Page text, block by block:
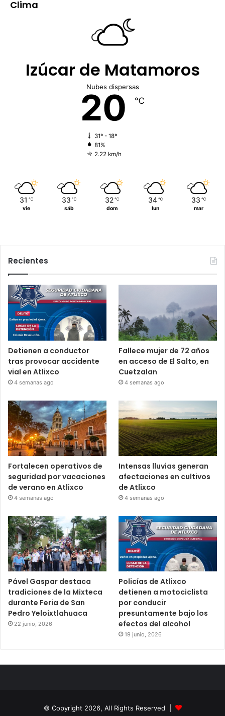
Clima
Izúcar de Matamoros
Nubes dispersas
20 ℃
31º - 18º
81%
2.22 km/h
31 ℃
vie
33 ℃
sáb
32 ℃
dom
34 ℃
lun
33 ℃
mar
Recientes
Detienen a conductor
tras provocar accidente
vial en Atlixco
4 semanas ago
Fallece mujer de 72 años
en acceso de El Salto, en
Cuetzalan
4 semanas ago
Fortalecen operativos de
seguridad por vacaciones
de verano en Atlixco
4 semanas ago
Intensas lluvias generan
afectaciones en cultivos
de Atlixco
4 semanas ago
Pável Gaspar destaca
tradiciones de la Mixteca
durante Feria de San
Pedro Yeloixtlahuaca
22 junio, 2026
Policías de Atlixco
detienen a motociclista
por conducir
presuntamente bajo los
efectos del alcohol
19 junio, 2026
© Copyright 2026, All Rights Reserved |